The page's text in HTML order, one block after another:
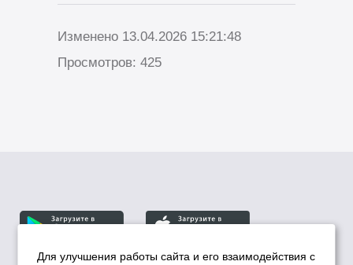
Изменено 13.04.2026 15:21:48
Просмотров: 425
Для улучшения работы сайта и его взаимодействия с